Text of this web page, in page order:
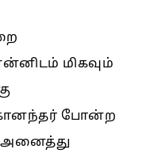
மிகவும்
போன்ற